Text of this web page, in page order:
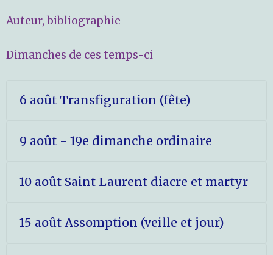
Auteur, bibliographie
Dimanches de ces temps-ci
6 août Transfiguration (fête)
9 août - 19e dimanche ordinaire
10 août Saint Laurent diacre et martyr
15 août Assomption (veille et jour)